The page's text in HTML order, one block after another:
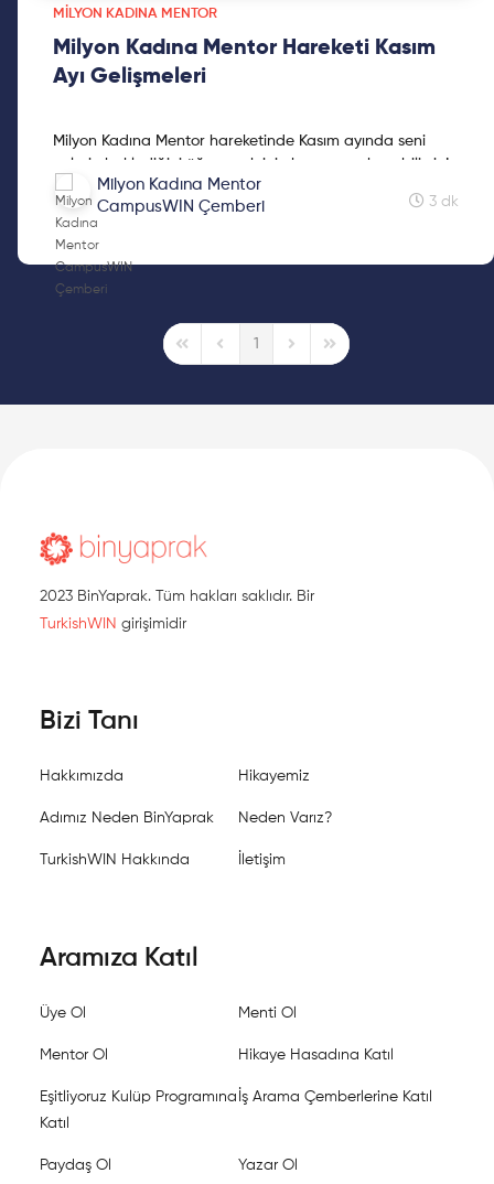
MILYON KADINA MENTOR
Milyon Kadına Mentor Hareketi Kasım
Ayı Gelişmeleri
Milyon Kadına Mentor hareketinde Kasım ayında seni
nelerin beklediğini öğrenmek için bu yazıyı okuyabilirsin!
Milyon Kadına Mentor
CampusWIN Çemberi
3 dk
First PagePrevious Page
1
Next PageLast Page
2023 BinYaprak. Tüm hakları saklıdır. Bir
TurkishWIN girişimidir
Bizi Tanı
Hakkımızda Hikayemiz
Adımız Neden BinYaprak Neden Varız?
TurkishWIN Hakkında İletişim
Aramıza Katıl
Üye Ol Menti Ol
Mentor Ol Hikaye Hasadına Katıl
Eşitliyoruz Kulüp Programına
Katıl
İş Arama Çemberlerine Katıl
Paydaş Ol Yazar Ol